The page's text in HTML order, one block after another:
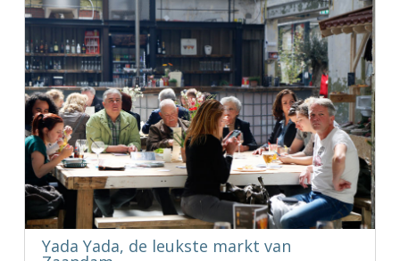
Yada Yada, de leukste markt van